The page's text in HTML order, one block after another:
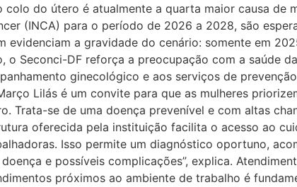
do útero é atualmente a quarta maior causa de
(INCA) para o período de 2026 a 2028, são
evidenciam a gravidade do cenário: somente em
o Seconci-DF reforça a preocupação com a saúde
ginecológico e aos serviços de
Lilás é um convite para que as mulheres
Trata-se de uma doença prevenível e com altas
oferecida pela instituição facilita o acesso ao
Isso permite um diagnóstico oportuno,
e possíveis complicações”, explica.
próximos ao ambiente de trabalho é